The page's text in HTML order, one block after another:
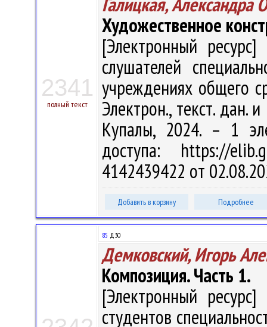
2341
полный текст
Художественное
[Электронный
слушателей
учреждениях общего
Электрон., текст. дан.
Купалы, 2024. – 1
доступа: https://
4142439422 от
Добавить в корзину Подробнее
85 Д30
Демковский, Игорь
Композиция. Часть 1.
[Электронный
студентов